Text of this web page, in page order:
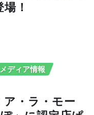
！
メディア情報
ア・ラ・モー